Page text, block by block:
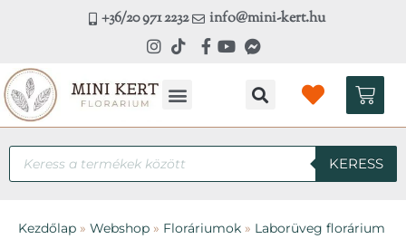
+36/20 971 2232 info@mini-kert.hu
Products
search
KERESS
Kezdőlap » Webshop » Floráriumok » Laborüveg florárium